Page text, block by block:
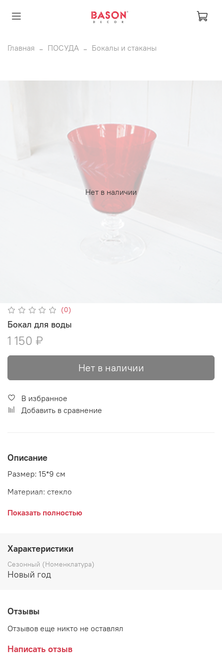
Главная ПОСУДА Бокалы и стаканы
Нет в наличии
(0)
Бокал для воды
1 150 ₽
Нет в наличии
В избранное
Добавить в сравнение
Описание
Размер: 15*9 см
Материал: стекло
Страна: Бельгия
Бокал сочетает в себе красное и прозрачное стекло, что
выделяет его из общей массы посуды. Идеальный
вариант для тех, кто хочет сделать праздничный ужин
особенным и запоминающимся. Изысканный дизайн
Показать полностью
Характеристики
Сезонный (Номенклатура)
Новый год
Отзывы
Отзывов еще никто не оставлял
Написать отзыв